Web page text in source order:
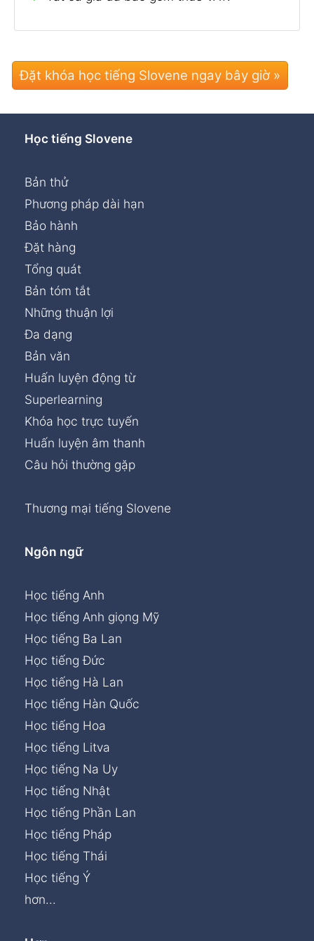
Đặt khóa học tiếng Slovene ngay bây giờ »
Học tiếng Slovene
Bản thử
Phương pháp dài hạn
Bảo hành
Đặt hàng
Tổng quát
Bản tóm tắt
Những thuận lợi
Đa dạng
Bản văn
Huấn luyện động từ
Superlearning
Khóa học trực tuyến
Huấn luyện âm thanh
Câu hỏi thường gặp
Thương mại tiếng Slovene
Ngôn ngữ
Học tiếng Anh
Học tiếng Anh giọng Mỹ
Học tiếng Ba Lan
Học tiếng Đức
Học tiếng Hà Lan
Học tiếng Hàn Quốc
Học tiếng Hoa
Học tiếng Litva
Học tiếng Na Uy
Học tiếng Nhật
Học tiếng Phần Lan
Học tiếng Pháp
Học tiếng Thái
Học tiếng Ý
hơn...